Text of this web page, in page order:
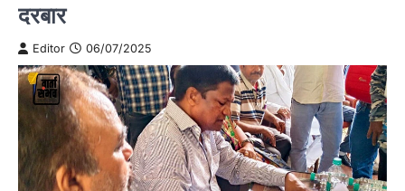
दरबार
Editor 06/07/2025